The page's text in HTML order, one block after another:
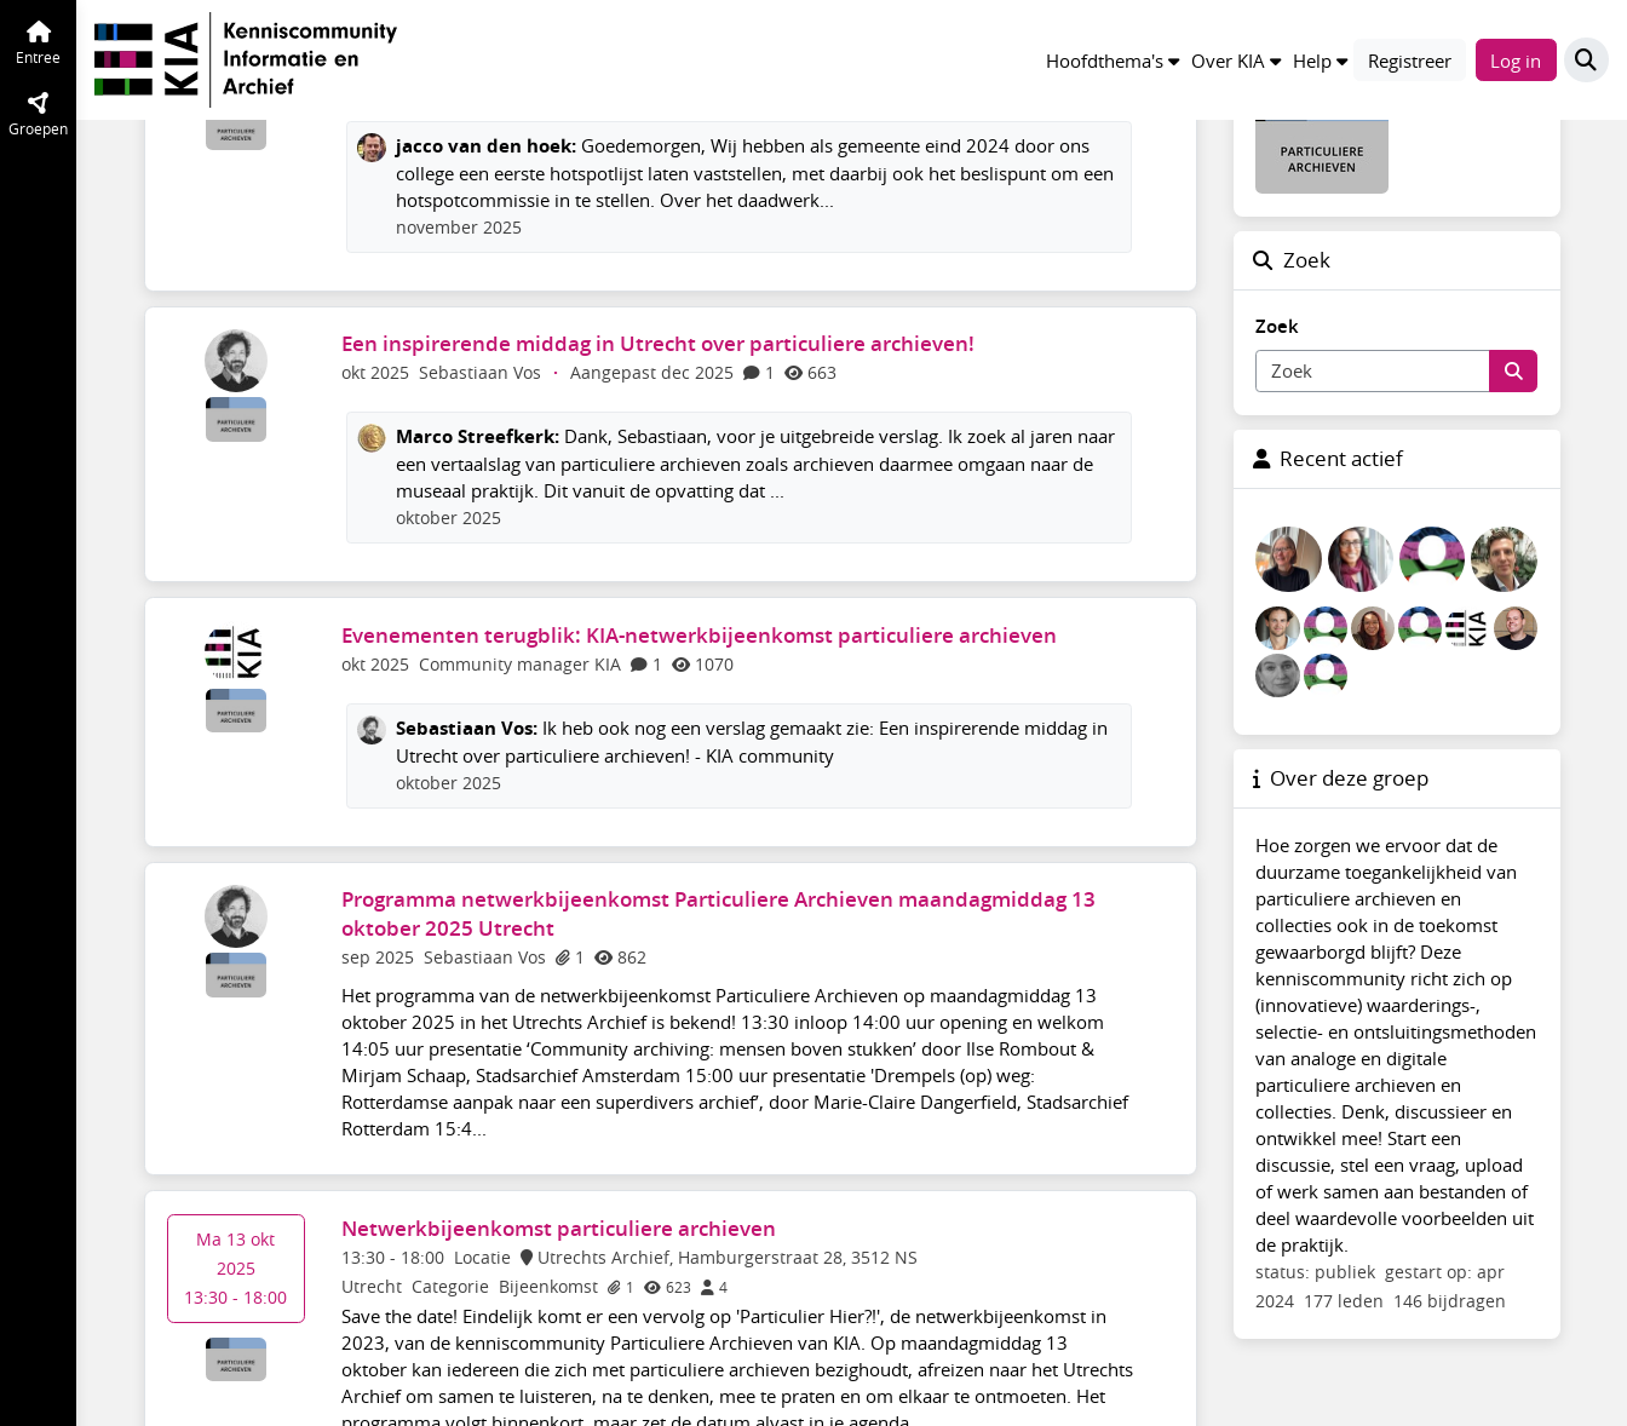
Hoofdthema's Over KIA Help Registreer Log in
Entree
Groepen
Particuliere Archieven
Betere formulering van hotspots: hoe zijn de ervaringen in de uitvoering?
jacco van den hoek: Goedemorgen, Wij hebben als gemeente eind 2024 door ons
college een eerste hotspotlijst laten vaststellen, met daarbij ook het beslispunt om een
hotspotcommissie in te stellen. Over het daadwerk...
november 2025
Een inspirerende middag in Utrecht over particuliere archieven!
okt 2025 Sebastiaan Vos · Aangepast dec 2025 1 663
Marco Streefkerk: Dank, Sebastiaan, voor je uitgebreide verslag. Ik zoek al jaren naar
een vertaalslag van particuliere archieven zoals archieven daarmee omgaan naar de
museaal praktijk. Dit vanuit de opvatting dat ...
oktober 2025
Evenementen terugblik: KIA-netwerkbijeenkomst particuliere archieven
okt 2025 Community manager KIA 1 1070
Sebastiaan Vos: Ik heb ook nog een verslag gemaakt zie: Een inspirerende middag in
Utrecht over particuliere archieven! - KIA community
oktober 2025
Programma netwerkbijeenkomst Particuliere Archieven maandagmiddag 13
oktober 2025 Utrecht
sep 2025 Sebastiaan Vos 1 862
Het programma van de netwerkbijeenkomst Particuliere Archieven op maandagmiddag 13
oktober 2025 in het Utrechts Archief is bekend! 13:30 inloop 14:00 uur opening en welkom
14:05 uur presentatie ‘Community archiving: mensen boven stukken’ door Ilse Rombout &
Mirjam Schaap, Stadsarchief Amsterdam 15:00 uur presentatie 'Drempels (op) weg:
Rotterdamse aanpak naar een superdivers archief’, door Marie-Claire Dangerfield, Stadsarchief
Rotterdam 15:4...
Netwerkbijeenkomst particuliere archieven
13:30- 18:00 Locatie
Utrechts Archief, Hamburgerstraat 28, 3512 NS
Utrecht Categorie Bijeenkomst 1 623 4
Save the date! Eindelijk komt er een vervolg op 'Particulier Hier?!', de netwerkbijeenkomst in
2023, van de kenniscommunity Particuliere Archieven van KIA. Op maandagmiddag 13
oktober kan iedereen die zich met particuliere archieven bezighoudt, afreizen naar het Utrechts
Archief om samen te luisteren, na te denken, mee te praten en om elkaar te ontmoeten. Het
Ma 13 okt
2025
13:30 - 18:00
Particuliere Archieven
Zoek
Zoek
Recent actief
Over deze groep
Hoe zorgen we ervoor dat de
duurzame toegankelijkheid van
particuliere archieven en
collecties ook in de toekomst
gewaarborgd blijft? Deze
kenniscommunity richt zich op
(innovatieve) waarderings-,
selectie- en ontsluitingsmethoden
van analoge en digitale
particuliere archieven en
collecties. Denk, discussieer en
ontwikkel mee! Start een
discussie, stel een vraag, upload
of werk samen aan bestanden of
deel waardevolle voorbeelden uit
de praktijk.
status: publiek gestart op: apr
2024 177 leden 146 bijdragen